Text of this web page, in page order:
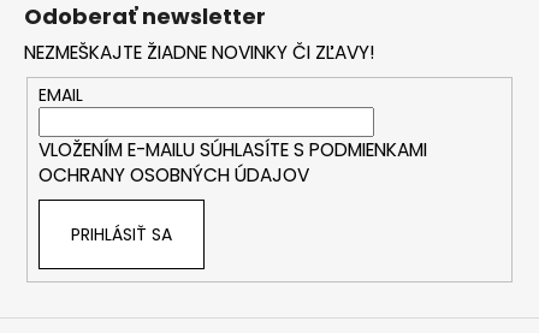
Odoberať newsletter
NEZMEŠKAJTE ŽIADNE NOVINKY ČI ZĽAVY!
EMAIL
VLOŽENÍM E-MAILU SÚHLASÍTE S PODMIENKAMI
OCHRANY OSOBNÝCH ÚDAJOV
PRIHLÁSIŤ SA